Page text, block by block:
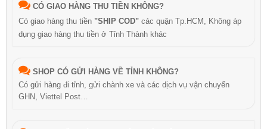
CÓ GIAO HÀNG THU TIỀN KHÔNG?
Có giao hàng thu tiền "SHIP COD" các quận Tp.HCM, Không áp
dụng giao hàng thu tiền ở Tỉnh Thành khác
SHOP CÓ GỬI HÀNG VỀ TỈNH KHÔNG?
Có gửi hàng đi tỉnh, gửi chành xe và các dịch vụ vận chuyển
GHN, Viettel Post…